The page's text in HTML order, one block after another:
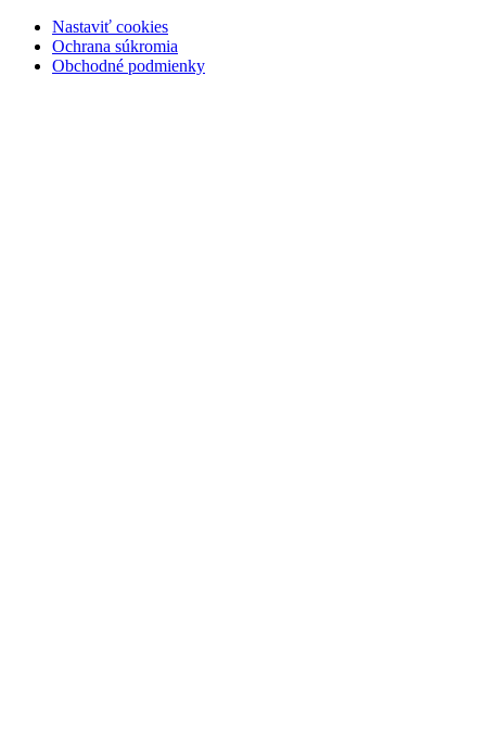
Nastaviť cookies
Ochrana súkromia
Obchodné podmienky